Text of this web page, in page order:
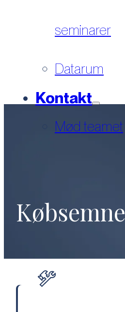
seminarer
Datarum
Kontakt
Mød teamet
Købsemne